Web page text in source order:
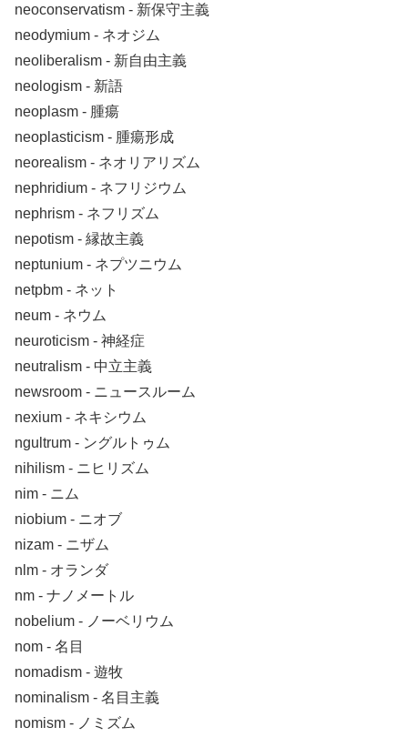
neoconservatism ‐ 新保守主義
neodymium ‐ ネオジム
neoliberalism ‐ 新自由主義
neologism ‐ 新語
neoplasm ‐ 腫瘍
neoplasticism ‐ 腫瘍形成
neorealism ‐ ネオリアリズム
nephridium ‐ ネフリジウム
nephrism ‐ ネフリズム
nepotism ‐ 縁故主義
neptunium ‐ ネプツニウム
netpbm ‐ ネット
neum ‐ ネウム
neuroticism ‐ 神経症
neutralism ‐ 中立主義
newsroom ‐ ニュースルーム
nexium ‐ ネキシウム
ngultrum ‐ ングルトゥム
nihilism ‐ ニヒリズム
nim ‐ ニム
niobium ‐ ニオブ
nizam ‐ ニザム
nlm ‐ オランダ
nm ‐ ナノメートル
nobelium ‐ ノーベリウム
nom ‐ 名目
nomadism ‐ 遊牧
nominalism ‐ 名目主義
nomism ‐ ノミズム